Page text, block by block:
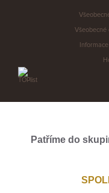
Všeobecné
Patříme do